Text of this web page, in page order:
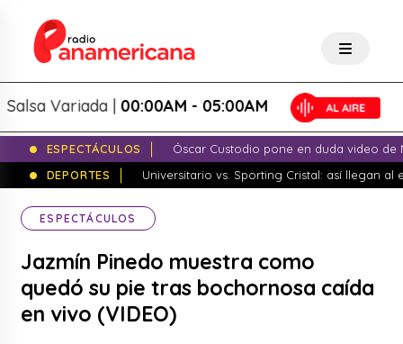
Variada |00:00AM - 05:00AM
ESPECTÁCULOS
Óscar Custodio pone en duda video de
DEPORTES
Universitario vs. Sporting Cristal: así llegan al
ESPECTÁCULOS
Jazmín Pinedo muestra como
quedó su pie tras bochornosa caída
en vivo (VIDEO)